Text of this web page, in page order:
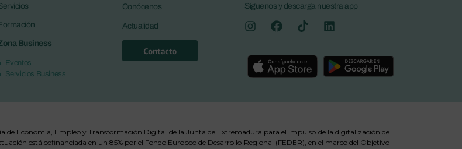
Formación
Business
Eventos
Servicios Business
Conócenos
Actualidad
Contacto
Síguenos y descarga nuestra app
de Economía, Empleo y Transformación Digital de la Junta de Extremadura para el impulso de la digitalización de
está cofinanciada en un 85% por el Fondo Europeo de Desarrollo Regional (FEDER), en el marco del Objetivo